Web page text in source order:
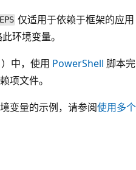
仅适用于依赖于框架的应用
环境变量。
中，使用 PowerShell 脚本完
项文件。
变量的示例，请参阅使用多个